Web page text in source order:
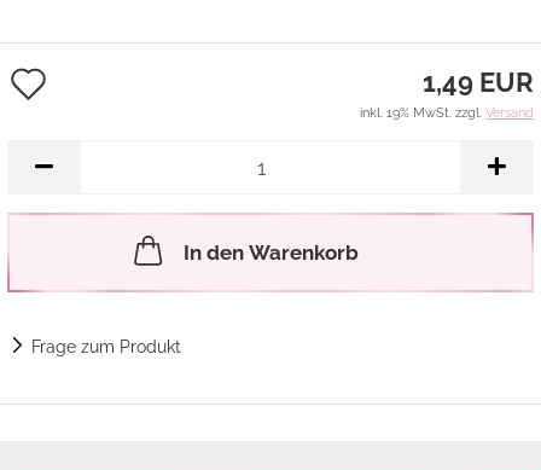
Merkzettel
1,49 EUR
inkl. 19% MwSt. zzgl. Versand
In den Warenkorb
Frage zum Produkt